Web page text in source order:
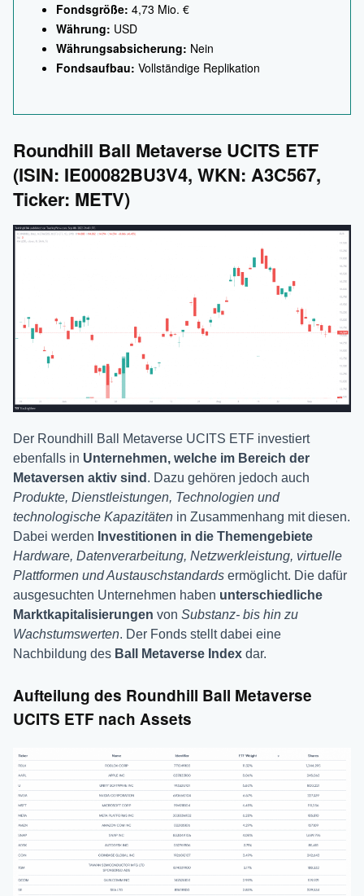
Fondsgröße: 4,73 Mio. €
Währung: USD
Währungsabsicherung: Nein
Fondsaufbau: Vollständige Replikation
Roundhill Ball Metaverse UCITS ETF
(ISIN: IE00082BU3V4, WKN: A3C567,
Ticker: METV)
Der Roundhill Ball Metaverse UCITS ETF investiert
ebenfalls in Unternehmen, welche im Bereich der
Metaversen aktiv sind . Dazu gehören jedoch auch
Produkte, Dienstleistungen, Technologien und
technologische Kapazitäten in Zusammenhang mit diesen.
Dabei werden Investitionen in die Themengebiete
Hardware, Datenverarbeitung, Netzwerkleistung, virtuelle
Plattformen und Austauschstandards ermöglicht. Die dafür
ausgesuchten Unternehmen haben unterschiedliche
Marktkapitalisierungen von Substanz- bis hin zu
Wachstumswerten. Der Fonds stellt dabei eine
Nachbildung des Ball Metaverse Index dar.
Aufteilung des Roundhill Ball Metaverse
UCITS ETF nach Assets